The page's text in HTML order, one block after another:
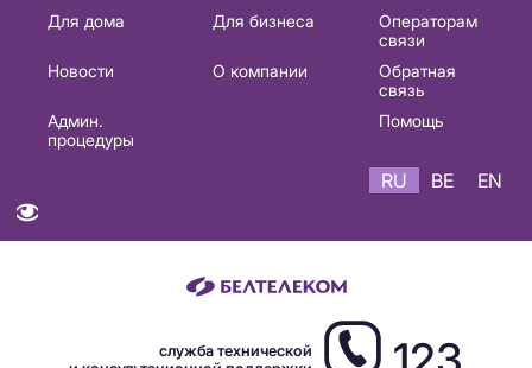
Основная
навигация
Для дома Для бизнеса
Операторам
связи
Новости
О компании
Обратная
связь
Админ.
процедуры
Помощь
RU BE EN
служба технической